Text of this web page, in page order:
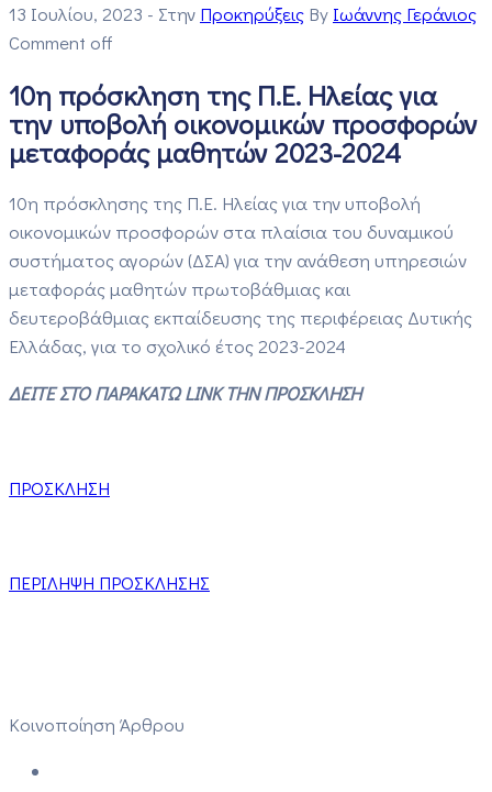
13 Ιουλίου, 2023 - Στην Προκηρύξεις By Ιωάννης Γεράνιος
Comment off
10η πρόσκληση της Π.Ε. Ηλείας για
την υποβολή οικονομικών προσφορών
μεταφοράς μαθητών 2023-2024
10η πρόσκλησης της Π.Ε. Ηλείας για την υποβολή
οικονομικών προσφορών στα πλαίσια του δυναμικού
συστήματος αγορών (ΔΣΑ) για την ανάθεση υπηρεσιών
μεταφοράς μαθητών πρωτοβάθμιας και
δευτεροβάθμιας εκπαίδευσης της περιφέρειας Δυτικής
Ελλάδας, για το σχολικό έτος 2023-2024
ΔΕΙΤΕ ΣΤΟ ΠΑΡΑΚΑΤΩLINK ΤΗΝ ΠΡΟΣΚΛΗΣΗ
ΠΡΟΣΚΛΗΣΗ
ΠΕΡΙΛΗΨΗ ΠΡΟΣΚΛΗΣΗΣ
Κοινοποίηση Άρθρου